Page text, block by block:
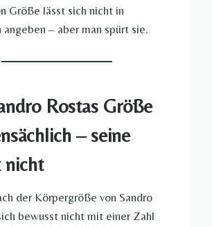
Größe lässt sich nicht in
– aber man spürt sie.
Rostas Größe
– seine
nicht
der Körpergröße von Sandro
bewusst nicht mit einer Zahl